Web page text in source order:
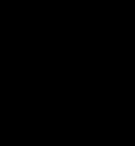
and Skye